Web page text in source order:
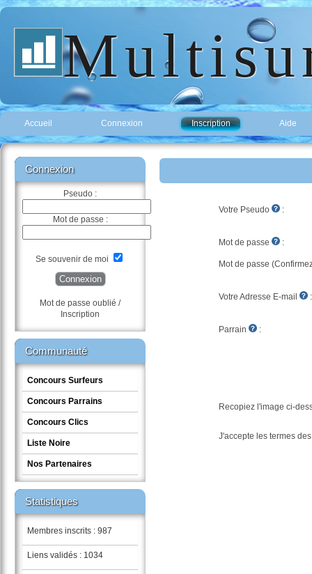
Accueil Connexion Inscription Aide
Connexion
Pseudo :
Mot de passe :
Se souvenir de moi
Connexion
Mot de passe oublié /
Inscription
Communauté
Concours Surfeurs
Concours Parrains
Concours Clics
Liste Noire
Nos Partenaires
Statistiques
Membres inscrits : 987
Liens validés : 1034
Votre Pseudo :
Mot de passe :
Mot de passe
Votre Adresse E-mail :
Parrain :
Recopiez l'image ci-
J'accepte les termes